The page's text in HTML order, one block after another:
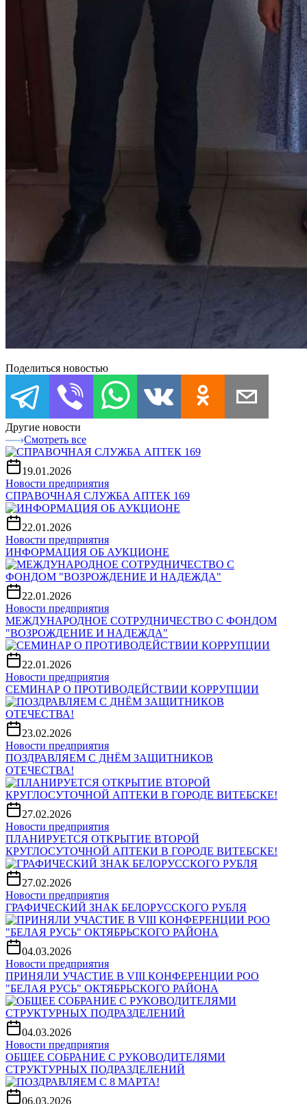
Поделиться новостью
Другие новости
Смотреть все
19.01.2026
Новости предприятия
СПРАВОЧНАЯ СЛУЖБА АПТЕК 169
22.01.2026
Новости предприятия
ИНФОРМАЦИЯ ОБ АУКЦИОНЕ
22.01.2026
Новости предприятия
МЕЖДУНАРОДНОЕ СОТРУДНИЧЕСТВО С ФОНДОМ
"ВОЗРОЖДЕНИЕ И НАДЕЖДА"
22.01.2026
Новости предприятия
СЕМИНАР О ПРОТИВОДЕЙСТВИИ КОРРУПЦИИ
23.02.2026
Новости предприятия
ПОЗДРАВЛЯЕМ С ДНЁМ ЗАЩИТНИКОВ
ОТЕЧЕСТВА!
27.02.2026
Новости предприятия
ПЛАНИРУЕТСЯ ОТКРЫТИЕ ВТОРОЙ
КРУГЛОСУТОЧНОЙ АПТЕКИ В ГОРОДЕ ВИТЕБСКЕ!
27.02.2026
Новости предприятия
ГРАФИЧЕСКИЙ ЗНАК БЕЛОРУССКОГО РУБЛЯ
04.03.2026
Новости предприятия
ПРИНЯЛИ УЧАСТИЕ В VIII КОНФЕРЕНЦИИ РОО
"БЕЛАЯ РУСЬ" ОКТЯБРЬСКОГО РАЙОНА
04.03.2026
Новости предприятия
ОБЩЕЕ СОБРАНИЕ С РУКОВОДИТЕЛЯМИ
СТРУКТУРНЫХ ПОДРАЗДЕЛЕНИЙ
06.03.2026